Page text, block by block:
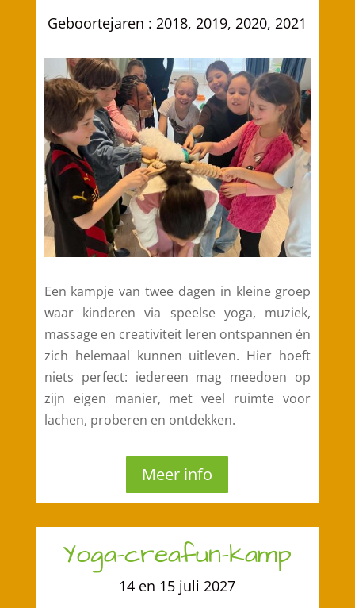
Geboortejaren : 2018, 2019, 2020, 2021
Een kampje van twee dagen in kleine groep
waar kinderen via speelse yoga, muziek,
massage en creativiteit leren ontspannen én
zich helemaal kunnen uitleven. Hier hoeft
niets perfect: iedereen mag meedoen op
zijn eigen manier, met veel ruimte voor
lachen, proberen en ontdekken.
Meer info
Yoga-creafun-kamp
14 en 15 juli 2027